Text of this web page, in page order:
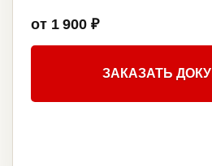
от 1 900 ₽
ЗАКАЗАТЬ